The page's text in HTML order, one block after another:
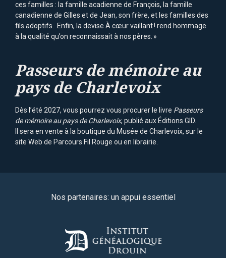
ces familles : la famille acadienne de François, la famille
canadienne de Gilles et de Jean, son frère, et les familles des
fils adoptifs. Enfin, la devise À cœur vaillant ! rend hommage
à la qualité qu’on reconnaissait à nos pères. »
Passeurs de mémoire au
pays de Charlevoix
Dès l’été 2027, vous pourrez vous procurer le livre Passeurs
de mémoire au pays de Charlevoix, publié aux Éditions GID.
Il sera en vente à la boutique du Musée de Charlevoix, sur le
site Web de Parcours Fil Rouge ou en librairie.
Nos partenaires: un appui essentiel